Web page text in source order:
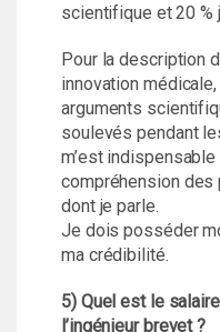
scientifique et 20 %
Pour la description
innovation
arguments
soulevés pendant
m’est indispensable
compréhension
dont je parle.
Je dois posséder
ma crédibilité.
5) Quel est le
l’ingénieur brevet ?